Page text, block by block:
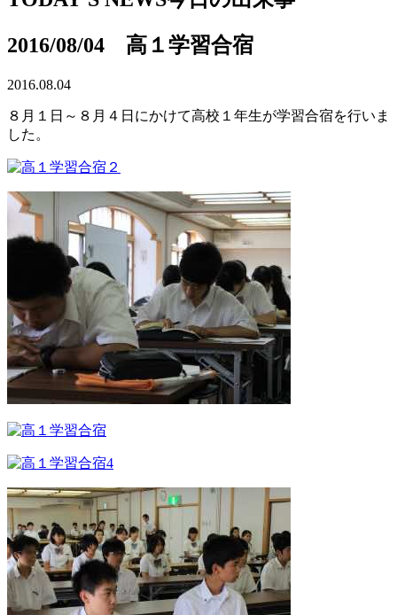
2016/08/04 高１学習合宿
2016.08.04
８月１日～８月４日にかけて高校１年生が学習合宿を行いま
した。